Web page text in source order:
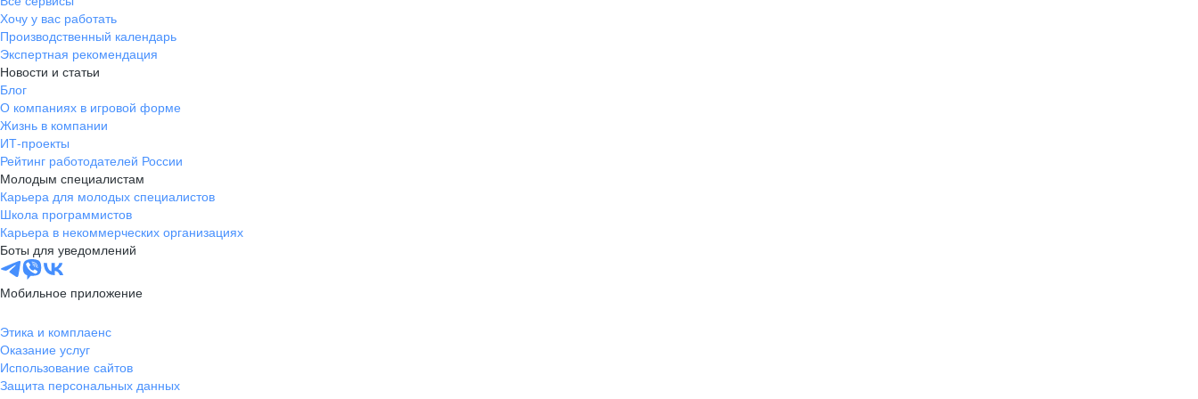
Хочу у вас работать
Производственный календарь
Экспертная рекомендация
Новости и статьи
Блог
О компаниях в игровой форме
Жизнь в компании
ИТ-проекты
Рейтинг работодателей России
Молодым специалистам
Карьера для молодых специалистов
Школа программистов
Карьера в некоммерческих организациях
Боты для уведомлений
Мобильное приложение
Этика и комплаенс
Оказание услуг
Использование сайтов
Защита персональных данных